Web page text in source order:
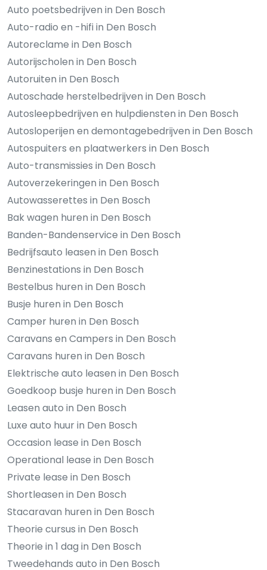
Auto poetsbedrijven in Den Bosch
Auto-radio en -hifi in Den Bosch
Autoreclame in Den Bosch
Autorijscholen in Den Bosch
Autoruiten in Den Bosch
Autoschade herstelbedrijven in Den Bosch
Autosleepbedrijven en hulpdiensten in Den Bosch
Autosloperijen en demontagebedrijven in Den Bosch
Autospuiters en plaatwerkers in Den Bosch
Auto-transmissies in Den Bosch
Autoverzekeringen in Den Bosch
Autowasserettes in Den Bosch
Bak wagen huren in Den Bosch
Banden-Bandenservice in Den Bosch
Bedrijfsauto leasen in Den Bosch
Benzinestations in Den Bosch
Bestelbus huren in Den Bosch
Busje huren in Den Bosch
Camper huren in Den Bosch
Caravans en Campers in Den Bosch
Caravans huren in Den Bosch
Elektrische auto leasen in Den Bosch
Goedkoop busje huren in Den Bosch
Leasen auto in Den Bosch
Luxe auto huur in Den Bosch
Occasion lease in Den Bosch
Operational lease in Den Bosch
Private lease in Den Bosch
Shortleasen in Den Bosch
Stacaravan huren in Den Bosch
Theorie cursus in Den Bosch
Theorie in 1 dag in Den Bosch
Tweedehands auto in Den Bosch